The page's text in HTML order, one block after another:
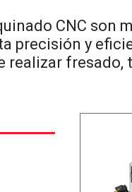
CNC son
precisión y
realizar